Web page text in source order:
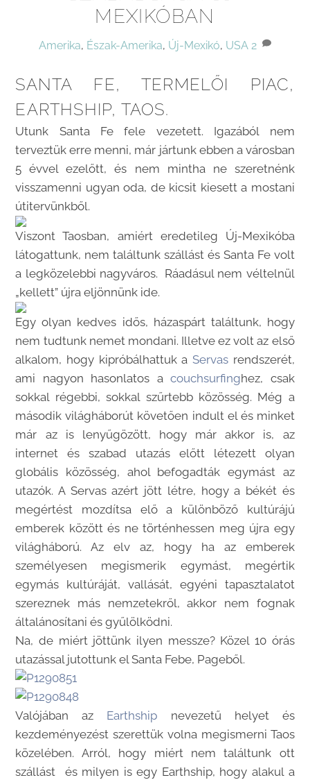
MEXIKÓBAN
Amerika, Észak-Amerika, Új-Mexikó, USA 2
SANTA FE, TERMELŐI PIAC,
EARTHSHIP, TAOS.
Utunk Santa Fe fele vezetett. Igazából nem
terveztük erre menni, már jártunk ebben a városban
5 évvel ezelőtt, és nem mintha ne szeretnénk
visszamenni ugyan oda, de kicsit kiesett a mostani
útitervünkből.
Viszont Taosban, amiért eredetileg Új-Mexikóba
látogattunk, nem találtunk szállást és Santa Fe volt
a legközelebbi nagyváros. Ráadásul nem véltelnül
„kellett” újra eljönnünk ide.
Egy olyan kedves idős, házaspárt találtunk, hogy
nem tudtunk nemet mondani. Illetve ez volt az első
alkalom, hogy kipróbálhattuk a Servasrendszerét,
ami nagyon hasonlatos acouchsurfinghez, csak
sokkal régebbi, sokkal szűrtebb közösség. Még a
második világháborút követően indult el és minket
már az is lenyűgözött, hogy már akkor is, az
internet és szabad utazás előtt létezett olyan
globális közösség, ahol befogadták egymást az
utazók. A Servas azért jött létre, hogy a békét és
megértést mozdítsa elő a különböző kultúrájú
emberek között és ne történhessen meg újra egy
világháború. Az elv az, hogy ha az emberek
személyesen megismerik egymást, megértik
egymás kultúráját, vallását, egyéni tapasztalatot
szereznek más nemzetekről, akkor nem fognak
általánosítani és gyűlölködni.
Na, de miért jöttünk ilyen messze? Közel 10 órás
utazással jutottunk el Santa Febe, Pageből.
Valójában az Earthship nevezetű helyet és
kezdeményezést szerettük volna megismerni Taos
közelében. Arról, hogy miért nem találtunk ott
szállást és milyen is egy Earthship, hogy alakul a